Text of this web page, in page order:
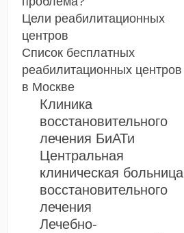
Цели реабилитационных
центров
Список бесплатных
реабилитационных центров
в Москве
Клиника
восстановительного
лечения БиАТи
Центральная
клиническая больница
восстановительного
лечения
Лечебно-